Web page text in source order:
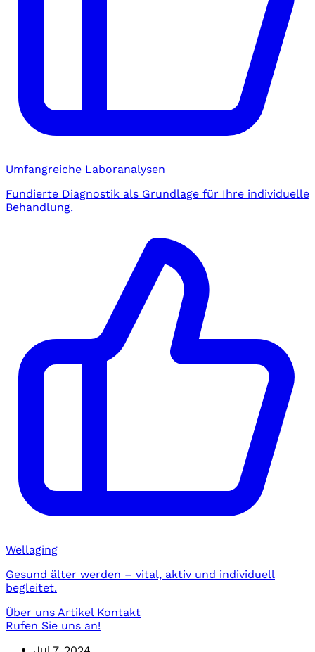
Umfangreiche Laboranalysen
Fundierte Diagnostik als Grundlage für Ihre individuelle
Behandlung.
Wellaging
Gesund älter werden – vital, aktiv und individuell
begleitet.
Über uns Artikel Kontakt
Rufen Sie uns an!